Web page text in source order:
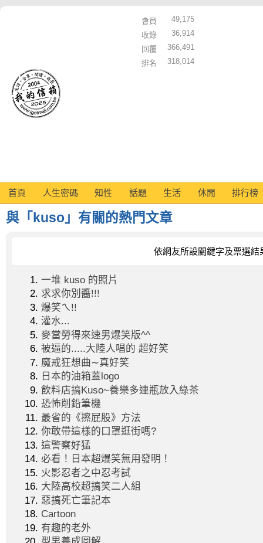
會員
49,175
收錄
36,914
回覆
366,491
排名
318,014
首頁 人生密碼 知性 話題 生活 休閒 排行榜
與「kuso」有關的熱門文章
依網友所設關鍵字及票選結
一堆 kuso 的照片
求求你別醬!!!
爆笑ㄟ!!
灌水...
麥當勞得來速男爆笑版^^
被逼的.....大陸人唱的 超好笑
魔戒狂想曲∼真好笑
日本的油箱蓋logo
飲料店搞Kuso~養樂多連瓶放入綠茶
恐怖削鉛筆機
最省的《擦屁股》方法
你敢帶這樣的口罩逛街嗎?
這警察好猛
必看！日本超爆笑無用發明！
火影忍者之中忍考試
大陸高校超搞笑二人組
惡搞死亡筆記本
Cartoon
有趣的老外